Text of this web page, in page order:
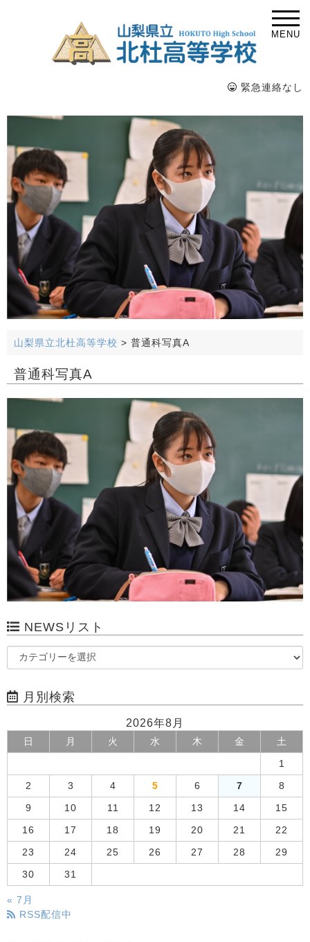
MENU
緊急連絡なし
山梨県立北杜高等学校 > 普通科写真A
普通科写真A
NEWSリスト
月別検索
2026年8月
日 月 火 水 木 金 土
1
2 3 4 5 6 7 8
9 10 11 12 13 14 15
16 17 18 19 20 21 22
23 24 25 26 27 28 29
30 31
« 7月
RSS配信中